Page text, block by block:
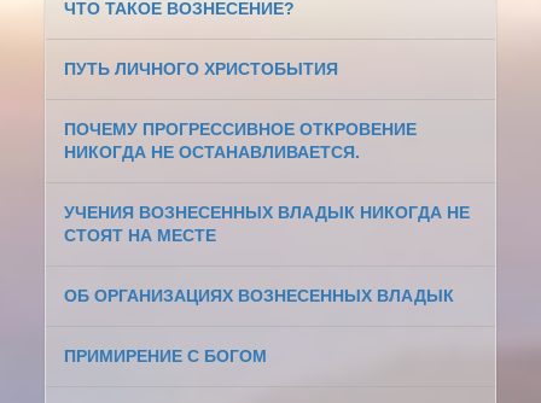
ЧТО ТАКОЕ ВОЗНЕСЕНИЕ?
ПУТЬ ЛИЧНОГО ХРИСТОБЫТИЯ
ПОЧЕМУ ПРОГРЕССИВНОЕ ОТКРОВЕНИЕ
НИКОГДА НЕ ОСТАНАВЛИВАЕТСЯ.
УЧЕНИЯ ВОЗНЕСЕННЫХ ВЛАДЫК НИКОГДА НЕ
СТОЯТ НА МЕСТЕ
ОБ ОРГАНИЗАЦИЯХ ВОЗНЕСЕННЫХ ВЛАДЫК
ПРИМИРЕНИЕ С БОГОМ